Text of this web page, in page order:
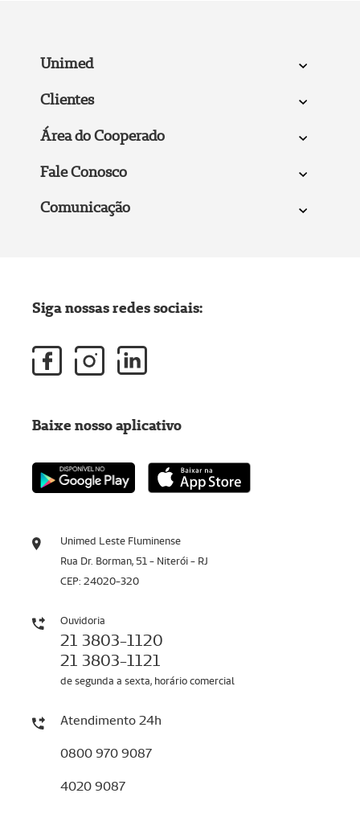
Unimed
Clientes
Área do Cooperado
Fale Conosco
Comunicação
Unimed Leste Fluminense
Rua Dr. Borman, 51 - Niterói - RJ
CEP: 24020-320
Ouvidoria
21 3803-1120
21 3803-1121
de segunda a sexta, horário comercial
Atendimento 24h
0800 970 9087
4020 9087
Siga nossas redes sociais:
Baixe nosso aplicativo